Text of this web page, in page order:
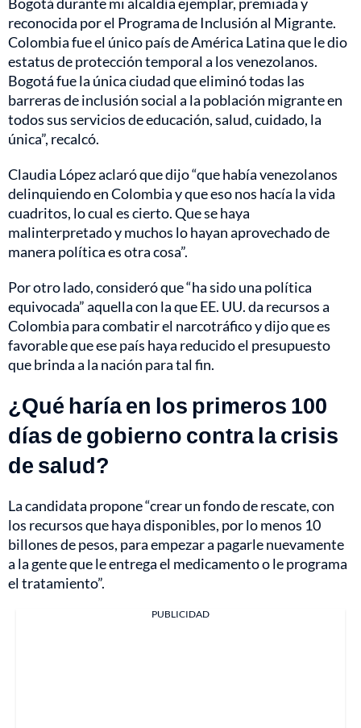
reconocida por el Programa de Inclusión al Migrante.
Colombia fue el único país de América Latina que le dio
estatus de protección temporal a los venezolanos.
Bogotá fue la única ciudad que eliminó todas las
barreras de inclusión social a la población migrante en
todos sus servicios de educación, salud, cuidado, la
única”, recalcó.
Claudia López aclaró que dijo “que había venezolanos
delinquiendo en Colombia y que eso nos hacía la vida
cuadritos, lo cual es cierto. Que se haya
malinterpretado y muchos lo hayan aprovechado de
manera política es otra cosa”.
Por otro lado, consideró que “ha sido una política
equivocada” aquella con la que EE. UU. da recursos a
Colombia para combatir el narcotráfico y dijo que es
favorable que ese país haya reducido el presupuesto
que brinda a la nación para tal fin.
¿Qué haría en los primeros 100
días de gobierno contra la crisis
de salud?
La candidata propone “crear un fondo de rescate, con
los recursos que haya disponibles, por lo menos 10
billones de pesos, para empezar a pagarle nuevamente
a la gente que le entrega el medicamento o le programa
el tratamiento”.
PUBLICIDAD